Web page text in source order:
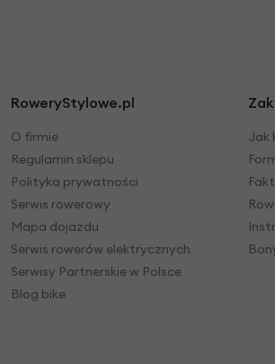
RoweryStylowe.pl
O firmie
Regulamin sklepu
Polityka prywatności
Serwis rowerowy
Mapa dojazdu
Serwis rowerów elektrycznych
Serwisy Partnerskie w Polsce
Blog bike
Jak